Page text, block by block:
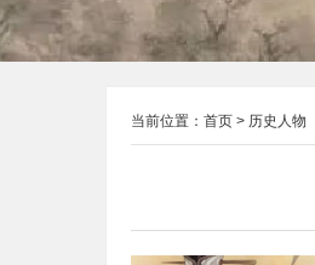
当前位置： 首页 > 历史人物